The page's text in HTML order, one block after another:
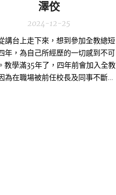
澤佼
2024-12-25
講台上走下來，想到參加全教總短
年，為自己所經歷的一切感到不可
教學滿35年了，四年前會加入全教
為在職場被前任校長及同事不斷地